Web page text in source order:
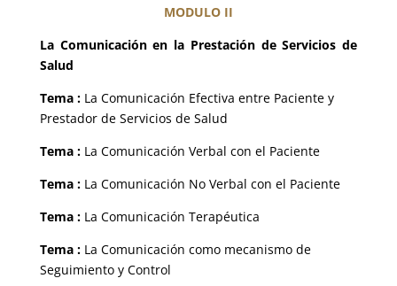
MODULO II
La Comunicación en la Prestación de Servicios de
Salud
Tema :La Comunicación Efectiva entre Paciente y
Prestador de Servicios de Salud
Tema :La Comunicación Verbal con el Paciente
Tema :La Comunicación No Verbal con el Paciente
Tema :La Comunicación Terapéutica
Tema :La Comunicación como mecanismo de
Seguimiento y Control